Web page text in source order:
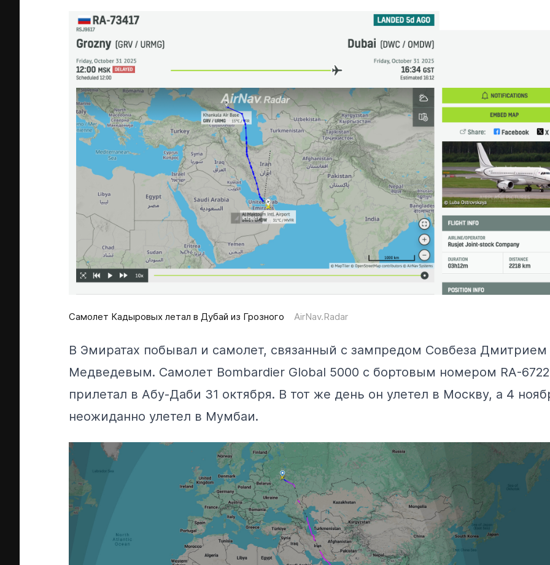
Самолет Кадыровых летал в Дубай из Грозного AirNav.Radar
В Эмиратах побывал и самолет, связанный с зампредом Совбеза Дмитрием
Медведевым. Самолет Bombardier Global 5000 с бортовым номером RA-
прилетал в Абу-Даби 31 октября. В тот же день он улетел в Москву, а 4
неожиданно улетел в Мумбаи.